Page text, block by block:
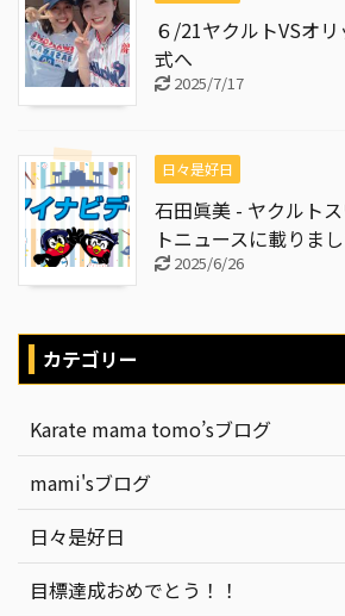
６/21ヤクルトVSオ
式へ
2025/7/17
日々是好日
石田眞美 - ヤクルト
トニュースに載りまし
2025/6/26
カテゴリー
Karate mama tomo’sブログ
mami'sブログ
日々是好日
目標達成おめでとう！！